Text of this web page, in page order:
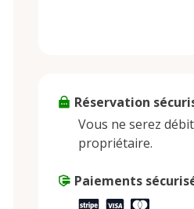
Réservation
Vous ne serez
propriétaire.
Paiements